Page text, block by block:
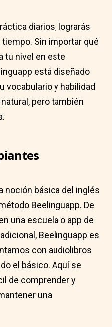
diarios, lograrás
Sin importar qué
tu nivel en este
está diseñado
vocabulario y habilidad
pero también
noción básica del inglés
Beelinguapp. De
una escuela o app de
Beelinguapp es
con audiolibros
el básico. Aquí se
de comprender y
una